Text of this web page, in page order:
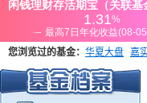
您浏览过的基金： 华夏大盘 嘉
添富优势 华安宏利 上证180价值